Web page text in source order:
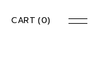
CART (0)